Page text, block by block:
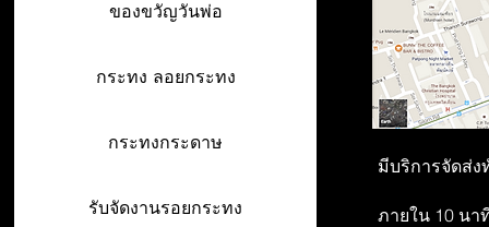
ของขวัญวันพ่อ
กระทง ลอยกระทง
กระทงกระดาษ
รับจัดงานรอยกระทง
มีบริการจัดส่ง
ภายใน 10 นา